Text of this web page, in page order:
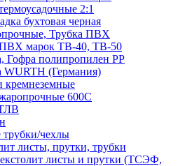
2:1
бухтовая черная
Трубка ПВХ
марок ТВ-40, ТВ-50
Гофра полипропилен PP
WURTH (Германия)
кремнеземные
600С
трубки/чехлы
листы, прутки, трубки
листы и прутки (ТСЭФ,